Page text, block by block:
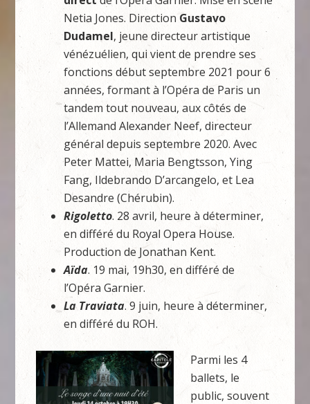
Netia Jones. Direction Gustavo
Dudamel, jeune directeur artistique
vénézuélien, qui vient de prendre ses
fonctions début septembre 2021 pour 6
années, formant à l’Opéra de Paris un
tandem tout nouveau, aux côtés de
l’Allemand Alexander Neef, directeur
général depuis septembre 2020. Avec
Peter Mattei, Maria Bengtsson, Ying
Fang, Ildebrando D’arcangelo, et Lea
Desandre (Chérubin).
Rigoletto. 28 avril, heure à déterminer,
en différé du Royal Opera House.
Production de Jonathan Kent.
Aïda. 19 mai, 19h30, en différé de
l’Opéra Garnier.
La Traviata. 9 juin, heure à déterminer,
en différé du ROH.
Parmi les 4
ballets, le
public, souvent